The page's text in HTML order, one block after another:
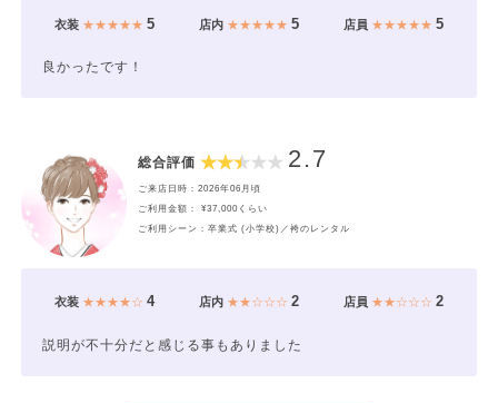
衣装★★★★★ 5 店内★★★★★ 5 店員 ★★★★★5
良かったです！
総合評価 2.7
ご来店日時：2026年06月頃
ご利用金額： ¥37,000くらい
ご利用シーン：卒業式 (小学校)／袴のレンタル
衣装★★★★☆ 4 店内★★☆☆☆ 2 店員 ★★☆☆☆2
説明が不十分だと感じる事もありました